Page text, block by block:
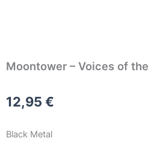
Moontower – Voices of
12,95 €
Black Metal